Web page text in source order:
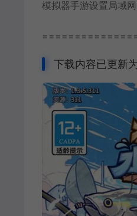
模拟器手游设置局域
下载内容已更新